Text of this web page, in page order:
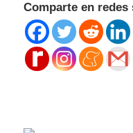
Comparte en redes